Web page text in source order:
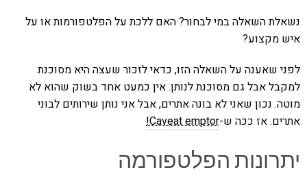
נשאלת השאלה במי לבחור? האם ללכת על הפלטפורמות או על
איש מקצוע?
לפני שאענה על השאלה הזו, כדאי לזכור שעצה היא מסוכנת
למקבל אבל גם מסוכנת לנותן. אין כמעט אחד בשוק שהוא לא
מוטה. נכון שאני לא בונה אתרים, אבל אני נותן שירותים לבוני
אתרים. אז ככה ש-Caveat emptor!
יתרונות הפלטפורמה